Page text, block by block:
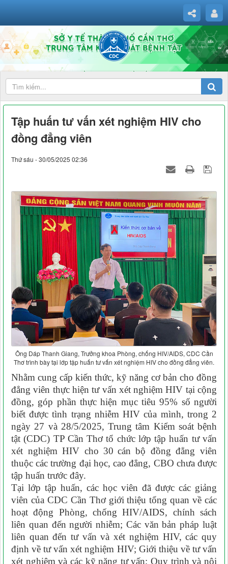
Tập huấn tư vấn xét nghiệm HIV cho
đồng đẳng viên
Thứ sáu - 30/05/2025 02:36
Ông Dáp Thanh Giang, Trưởng khoa Phòng, chống HIV/AIDS, CDC Cần
Thơ trình bày tại lớp tập huấn tư vấn xét nghiệm HIV cho đồng đẳng viên.
Nhằm cung cấp kiến thức, kỹ năng cơ bản cho đồng
đẳng viên thực hiện tư vấn xét nghiệm HIV tại cộng
đồng, góp phần thực hiện mục tiêu 95% số người
biết được tình trạng nhiễm HIV của mình, trong 2
ngày 27 và 28/5/2025, Trung tâm Kiểm soát bệnh
tật (CDC) TP Cần Thơ tổ chức lớp tập huấn tư vấn
xét nghiệm HIV cho 30 cán bộ đồng đẳng viên
thuộc các trường đại học, cao đẳng, CBO chưa được
tập huấn trước đây.
Tại lớp tập huấn, các học viên đã được các giảng
viên của CDC Cần Thơ giới thiệu tổng quan về các
hoạt động Phòng, chống HIV/AIDS, chính sách
liên quan đến người nhiễm; Các văn bản pháp luật
liên quan đến tư vấn và xét nghiệm HIV, các quy
định về tư vấn xét nghiệm HIV; Giới thiệu về tư vấn
xét nghiệm và các kỹ năng tư vấn; Quy trình và nội